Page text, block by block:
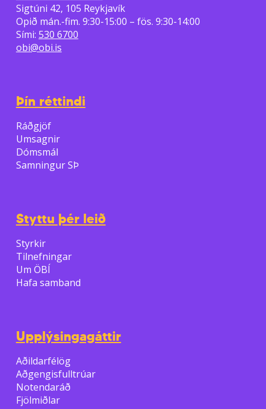
Sigtúni 42, 105 Reykjavík
Opið mán.-fim. 9:30-15:00 – fös. 9:30-14:00
Sími: 530 6700
obi@obi.is
Þín réttindi
Ráðgjöf
Umsagnir
Dómsmál
Samningur SÞ
Styttu þér leið
Styrkir
Tilnefningar
Um ÖBÍ
Hafa samband
Upplýsingagáttir
Aðildarfélög
Aðgengisfulltrúar
Notendaráð
Fjölmiðlar